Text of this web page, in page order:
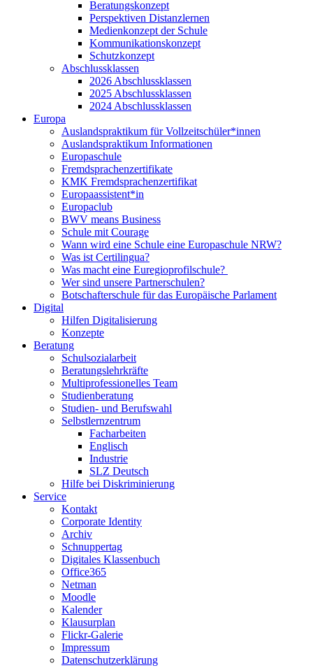
Beratungskonzept
Perspektiven Distanzlernen
Medienkonzept der Schule
Kommunikationskonzept
Schutzkonzept
Abschlussklassen
2026 Abschlussklassen
2025 Abschlussklassen
2024 Abschlussklassen
Europa
Auslandspraktikum für Vollzeitschüler*innen
Auslandspraktikum Informationen
Europaschule
Fremdsprachenzertifikate
KMK Fremdsprachenzertifikat
Europaassistent*in
Europaclub
BWV means Business
Schule mit Courage
Wann wird eine Schule eine Europaschule NRW?
Was ist Certilingua?
Was macht eine Euregioprofilschule?
Wer sind unsere Partnerschulen?
Botschafterschule für das Europäische Parlament
Digital
Hilfen Digitalisierung
Konzepte
Beratung
Schulsozialarbeit
Beratungslehrkräfte
Multiprofessionelles Team
Studienberatung
Studien- und Berufswahl
Selbstlernzentrum
Facharbeiten
Englisch
Industrie
SLZ Deutsch
Hilfe bei Diskriminierung
Service
Kontakt
Corporate Identity
Archiv
Schnuppertag
Digitales Klassenbuch
Office365
Netman
Moodle
Kalender
Klausurplan
Flickr-Galerie
Impressum
Datenschutzerklärung